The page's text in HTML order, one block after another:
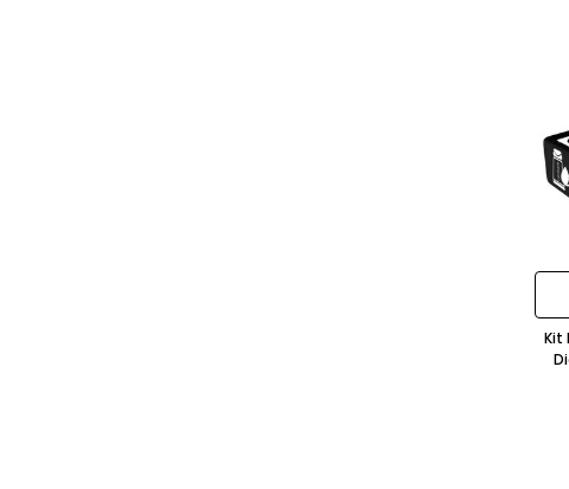
Kit